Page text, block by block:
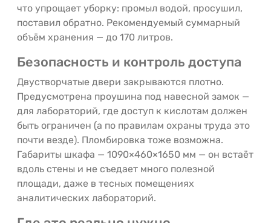
что упрощает уборку: промыл водой, просушил,
поставил обратно. Рекомендуемый суммарный
объём хранения — до 170 литров.
Безопасность и контроль доступа
Двустворчатые двери закрываются плотно.
Предусмотрена проушина под навесной замок —
для лабораторий, где доступ к кислотам должен
быть ограничен (а по правилам охраны труда это
почти везде). Пломбировка тоже возможна.
Габариты шкафа — 1090×460×1650 мм — он встаёт
вдоль стены и не съедает много полезной
площади, даже в тесных помещениях
аналитических лабораторий.